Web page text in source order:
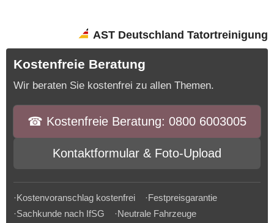
AST Deutschland Tatortreinigung
Kostenfreie Beratung
Wir beraten Sie kostenfrei zu allen Themen.
☎︎ Kostenfreie Beratung: 0800 6003005
Kontaktformular & Foto-Upload
·Kostenvoranschlag kostenfrei ·Festpreisgarantie
·Sachkunde nach IfSG ·Neutrale Fahrzeuge